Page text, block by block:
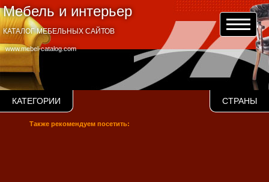
Мебель и интерьер
www.mebel-catalog.com
КАТАЛОГ МЕБЕЛЬНЫХ САЙТОВ
КАТЕГОРИИ СТРАНЫ
Также рекомендуем посетить: